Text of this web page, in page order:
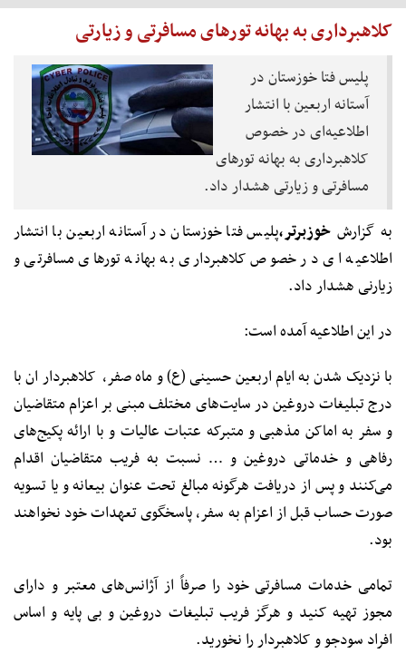
کلاهبرداری به بهانه تورهای مسافرتی و زیارتی
پلیس فتا خوزستان در
آستانه اربعین با انتشار
اطلاعیه‌ای در خصوص
کلاهبرداری به بهانه تورهای
مسافرتی و زیارتی هشدار داد.
به گزارش خوزبرتر،پلیس فتا خوزستان در آستانه اربعین با انتشار
اطلاعیه ای در خصوص کلاهبرداری به بهانه تورهای مسافرتی و
زیارنی هشدار داد.
در این اطلاعیه آمده است:
با نزدیک شدن به ایام اربعین حسینی (ع) و ماه صفر، کلاهبردار ان با
درج تبلیغات دروغین در سایت‌های مختلف مبنی بر اعزام متقاضیان
و سفر به اماکن مذهبی و متبرکه عتبات عالیات و با ارائه پکیج‌های
رفاهی و خدماتی دروغین و … نسبت به فریب متقاضیان اقدام
می‌کنند و پس از دریافت هرگونه مبالغ تحت عنوان بیعانه و یا تسویه
صورت حساب قبل از اعزام به سفر، پاسخگوی تعهدات خود نخواهند
بود.
تمامی خدمات مسافرتی خود را صرفاً از آژانس‌های معتبر و دارای
مجوز تهیه کنید و هرگز فریب تبلیغات دروغین و بی پایه و اساس
افراد سودجو و کلاهبردار را نخورید.